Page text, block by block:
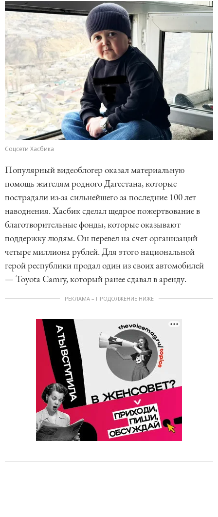
Соцсети Хасбика
Популярный видеоблогер оказал материальную
помощь жителям родного Дагестана, которые
пострадали из-за сильнейшего за последние 100 лет
наводнения. Хасбик сделал щедрое пожертвование в
благотворительные фонды, которые оказывают
поддержку людям. Он перевел на счет организаций
четыре миллиона рублей. Для этого национальной
герой республики продал один из своих автомобилей
— Toyota Camry, который ранее сдавал в аренду.
РЕКЛАМА – ПРОДОЛЖЕНИЕ НИЖЕ